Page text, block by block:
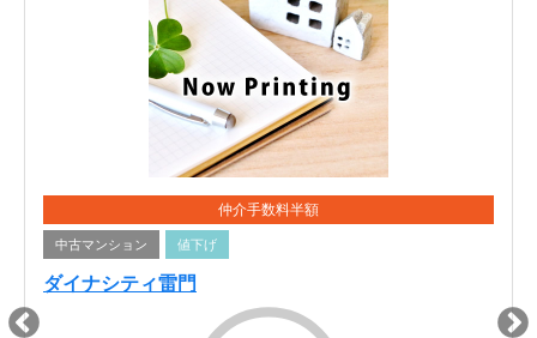
仲介手数料半額
中古マンション 値下げ
ダイナシティ雷門